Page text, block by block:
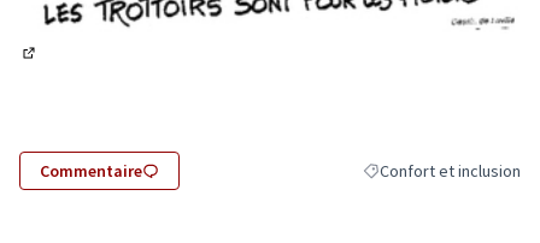
Commentaire Filtrer les résultats de
Confort et inclusion